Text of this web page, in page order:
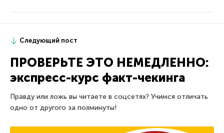
Следующий пост
ПРОВЕРЬТЕ ЭТО НЕМЕДЛЕННО:
экспресс-курс факт-чекинга
Правду или ложь вы читаете в соцсетях? Учимся отличать
одно от другого за полминуты!